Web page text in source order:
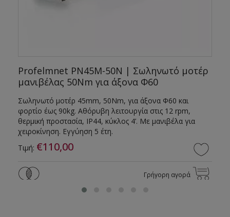
Profelmnet PN45M-50N | Σωληνωτό μοτέρ
μανιβέλας 50Nm για άξονα Φ60
Σωληνωτό μοτέρ 45mm, 50Nm, για άξονα Φ60 και
φορτίο έως 90kg. Αθόρυβη λειτουργία στις 12 rpm,
θερμική προστασία, IP44, κύκλος 4’. Με μανιβέλα για
χειροκίνηση. Εγγύηση 5 έτη.
Τιμή: €110,00
Γρήγορη αγορά